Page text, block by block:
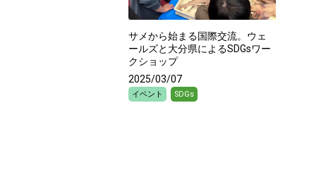
サメから始まる国際交流。ウェ
ールズと大分県によるSDGsワー
クショップ
2025/03/07
イベント SDGs